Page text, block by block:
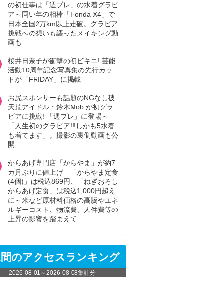
の初仕事は「週プレ」の水着グラビ
ア～同い年の相棒「Honda X4」で
日本全国2万km以上走破。グラビア
挑戦への想いも語ったメイキング動
画も
桜井日奈子が衝撃の初ビキニ! 芸能
活動10周年記念写真集の先行カッ
トが「FRIDAY」に掲載
お尻スポンサーも話題のNGなし破
天荒アイドル・鈴木Mob.が初グラ
ビアに挑戦! 「週プレ」に登場～
「人生初のグラビア!!!しかも5水着
も着てます」。撮影の裏側動画も公
開
からあげ専門店「からやま」が約7
カ月ぶりに値上げ 「からやま定食
(4個)」は税込869円、「ねぎおろし
からあげ定食」は税込1,000円超え
に～米など原材料価格の高騰やエネ
ルギーコスト、物流費、人件費等の
上昇の影響を踏まえて
のアクセスランキング
2026-08-01 ～2026-08-08集計分